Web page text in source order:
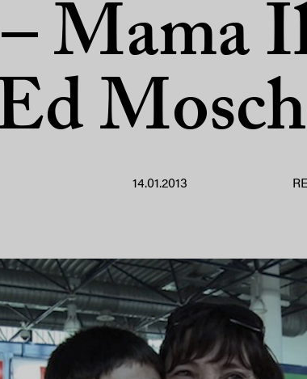
Mama
14.01.2013